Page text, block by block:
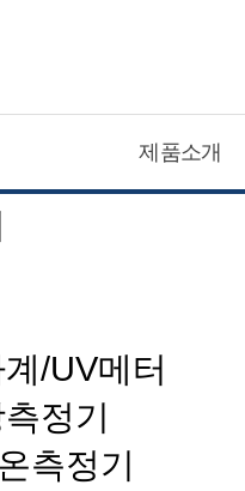
제품소개
/UV메터
정기
측정기